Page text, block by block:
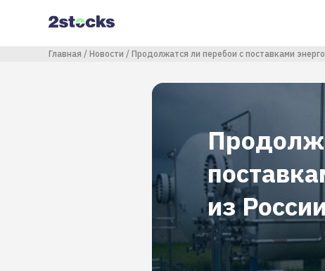
содержанию
Строка навигации
Главная Новости Продолжатся ли перебои с поставками
из России